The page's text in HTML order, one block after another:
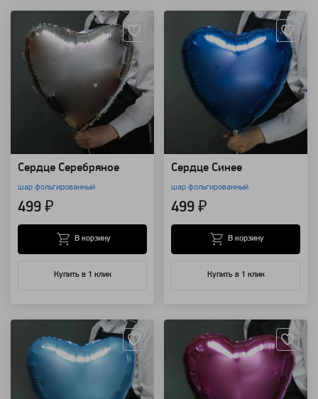
Сердце Серебряное
шар фольгированный
499 ₽
Купить в 1 клик
В корзину
Сердце Синее
шар фольгированный
499 ₽
Купить в 1 клик
В корзину